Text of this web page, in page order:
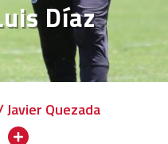
Díaz
Quezada